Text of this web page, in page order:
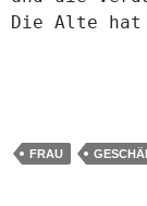
Die Alte hat
FRAU